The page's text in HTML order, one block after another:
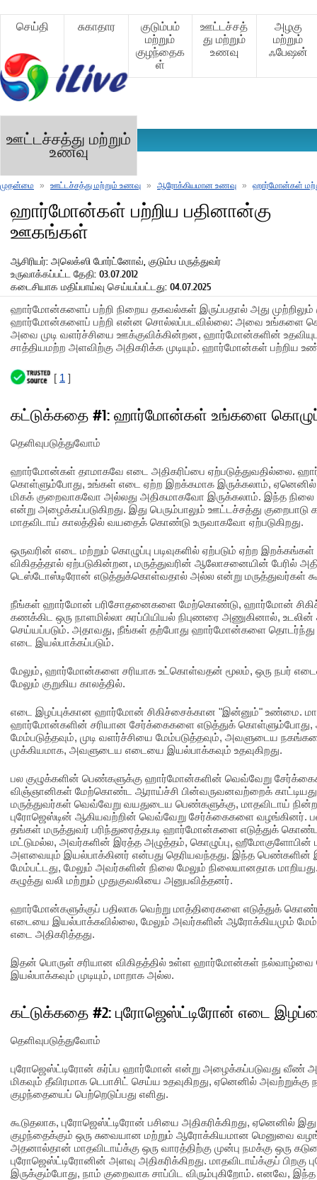
செய்தி சுகாதார
குடும்பம்
மற்றும்
குழந்தைக
ள்
ஊட்டச்சத்
து மற்றும்
உணவு
அழகு
மற்றும்
ஃபேஷன்
ஊட்டச்சத்து மற்றும்
உணவு
முதன்மை » ஊட்டச்சத்து மற்றும் உணவு » ஆரோக்கியமான உணவு » ஹார்மோன்கள்
ஹார்மோன்கள் பற்றிய பதினான்கு
ஊகங்கள்
ஆசிரியர்: அலெக்ஸி போர்ட்னோவ், குடும்ப மருத்துவர்
உருவாக்கப்பட்ட தேதி: 03.07.2012
கடைசியாக மதிப்பாய்வு செய்யப்பட்டது: 04.07.2025
ஹார்மோன்களைப் பற்றி நிறைய தகவல்கள் இருப்பதால் அது முற்றிலும்
ஹார்மோன்களைப் பற்றி என்ன சொல்லப்படவில்லை: அவை உங்களை
அவை முடி வளர்ச்சியை ஊக்குவிக்கின்றன, ஹார்மோன்களின்
சாத்தியமற்ற அளவிற்கு அதிகரிக்க முடியும். ஹார்மோன்கள்
[ 1 ]
கட்டுக்கதை #1: ஹார்மோன்கள் உங்களை
தெளிவுபடுத்துவோம்
ஹார்மோன்கள் தாமாகவே எடை அதிகரிப்பை ஏற்படுத்துவதில்லை.
கொள்ளும்போது, உங்கள் எடை ஏற்ற இறக்கமாக இருக்கலாம்,
மிகக் குறைவாகவோ அல்லது அதிகமாகவோ இருக்கலாம். இந்த
என்று அழைக்கப்படுகிறது. இது பெரும்பாலும் ஊட்டச்சத்து
மாதவிடாய் காலத்தில் வயதைக் கொண்டு உருவாகவோ ஏற்படுகிறது.
ஒருவரின் எடை மற்றும் கொழுப்பு படிவுகளில் ஏற்படும் ஏற்ற
விகிதத்தால் ஏற்படுகின்றன, மருத்துவரின் ஆலோசனையின் பேரில்
டெஸ்டோஸ்டிரோன் எடுத்துக்கொள்வதால் அல்ல என்று மருத்துவர்கள்
நீங்கள் ஹார்மோன் பரிசோதனைகளை மேற்கொண்டு, ஹார்மோன்
கணக்கிட ஒரு நாளமில்லா சுரப்பியியல் நிபுணரை அணுகினால்,
செய்யப்படும். அதாவது, நீங்கள் தற்போது ஹார்மோன்களை தொடர்ந்து
எடை இயல்பாக்கப்படும்.
மேலும், ஹார்மோன்களை சரியாக உட்கொள்வதன் மூலம், ஒரு நபர்
மேலும் குறுகிய காலத்தில்.
எடை இழப்புக்கான ஹார்மோன் சிகிச்சைக்கான "இன்னும்" உண்மை.
ஹார்மோன்களின் சரியான சேர்க்கைகளை எடுத்துக்
மேம்படுத்தவும், முடி வளர்ச்சியை மேம்படுத்தவும், அவளுடைய
முக்கியமாக, அவளுடைய எடையை இயல்பாக்கவும் உதவுகிறது.
பல குழுக்களின் பெண்களுக்கு ஹார்மோன்களின் வெவ்வேறு
விஞ்ஞானிகள் மேற்கொண்ட ஆராய்ச்சி பின்வருவனவற்றைக்
மருத்துவர்கள் வெவ்வேறு வயதுடைய பெண்களுக்கு, மாதவிடாய்
புரோஜெஸ்டின் ஆகியவற்றின் வெவ்வேறு சேர்க்கைகளை வழங்கினர்.
தங்கள் மருத்துவர் பரிந்துரைத்தபடி ஹார்மோன்களை எடுத்துக்
மட்டுமல்ல, அவர்களின் இரத்த அழுத்தம், கொழுப்பு, ஹீமோகுளோபின்
அளவையும் இயல்பாக்கினர் என்பது தெரியவந்தது. இந்த பெண்களின்
மேம்பட்டது, மேலும் அவர்களின் நிலை மேலும் நிலையானதாக
கழுத்து வலி மற்றும் முதுகுவலியை அனுபவித்தனர்.
ஹார்மோன்களுக்குப் பதிலாக வெற்று மாத்திரைகளை எடுத்துக்
எடையை இயல்பாக்கவில்லை, மேலும் அவர்களின் ஆரோக்கியமும்
எடை அதிகரித்தது.
இதன் பொருள் சரியான விகிதத்தில் உள்ள ஹார்மோன்கள் நல்வாழ்வை
இயல்பாக்கவும் முடியும், மாறாக அல்ல.
கட்டுக்கதை #2: புரோஜெஸ்ட்டிரோன் எடை
தெளிவுபடுத்துவோம்
புரோஜெஸ்ட்டிரோன் கர்ப்ப ஹார்மோன் என்று அழைக்கப்படுவது வீண்
மிகவும் தீவிரமாக டெபாசிட் செய்ய உதவுகிறது, ஏனெனில் அவற்றுக்கு
குழந்தையைப் பெற்றெடுப்பது எளிது.
கூடுதலாக, புரோஜெஸ்ட்டிரோன் பசியை அதிகரிக்கிறது, ஏனெனில்
குழந்தைக்கும் ஒரு சுவையான மற்றும் ஆரோக்கியமான மெனுவை
அதனால்தான் மாதவிடாய்க்கு ஒரு வாரத்திற்கு முன்பு நமக்கு ஒரு
புரோஜெஸ்ட்டிரோனின் அளவு அதிகரிக்கிறது. மாதவிடாய்க்குப்
இருக்கும்போது, நாம் குறைவாக சாப்பிட விரும்புகிறோம். எனவே,